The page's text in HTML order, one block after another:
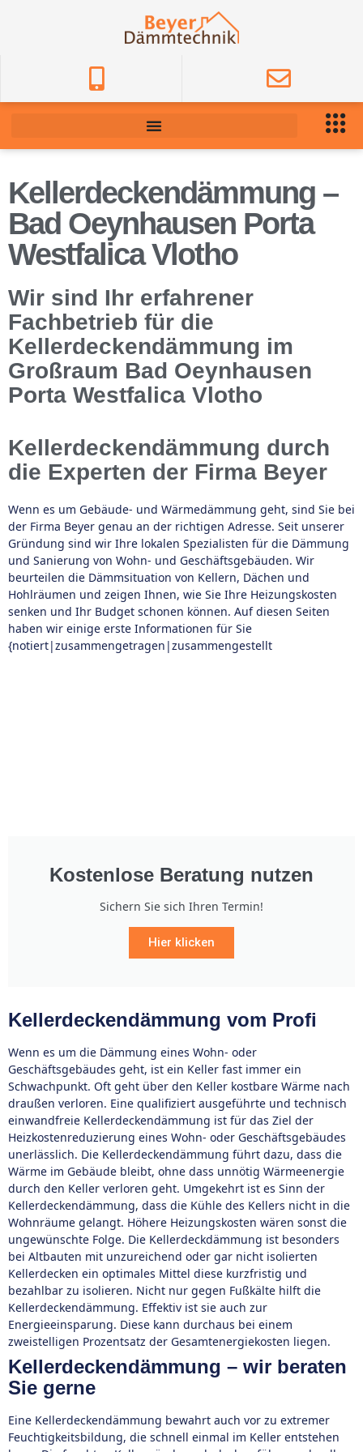
Kellerdeckendämmung –
Bad Oeynhausen Porta
Westfalica Vlotho
Wir sind Ihr erfahrener
Fachbetrieb für die
Kellerdeckendämmung im
Großraum Bad Oeynhausen
Porta Westfalica Vlotho
Kellerdeckendämmung durch
die Experten der Firma Beyer
Wenn es um Gebäude- und Wärmedämmung geht, sind Sie bei
der Firma Beyer genau an der richtigen Adresse. Seit unserer
Gründung sind wir Ihre lokalen Spezialisten für die Dämmung
und Sanierung von Wohn- und Geschäftsgebäuden. Wir
beurteilen die Dämmsituation von Kellern, Dächen und
Hohlräumen und zeigen Ihnen, wie Sie Ihre Heizungskosten
senken und Ihr Budget schonen können. Auf diesen Seiten
haben wir einige erste Informationen für Sie
{notiert|zusammengetragen|zusammengestellt
Kostenlose Beratung nutzen
Sichern Sie sich Ihren Termin!
Hier klicken
Kellerdeckendämmung vom Profi
Wenn es um die Dämmung eines Wohn- oder
Geschäftsgebäudes geht, ist ein Keller fast immer ein
Schwachpunkt. Oft geht über den Keller kostbare Wärme nach
draußen verloren. Eine qualifiziert ausgeführte und technisch
einwandfreie Kellerdeckendämmung ist für das Ziel der
Heizkostenreduzierung eines Wohn- oder Geschäftsgebäudes
unerlässlich. Die Kellerdeckendämmung führt dazu, dass die
Wärme im Gebäude bleibt, ohne dass unnötig Wärmeenergie
durch den Keller verloren geht. Umgekehrt ist es Sinn der
Kellerdeckendämmung, dass die Kühle des Kellers nicht in die
Wohnräume gelangt. Höhere Heizungskosten wären sonst die
ungewünschte Folge. Die Kellerdeckdämmung ist besonders
bei Altbauten mit unzureichend oder gar nicht isolierten
Kellerdecken ein optimales Mittel diese kurzfristig und
bezahlbar zu isolieren. Nicht nur gegen Fußkälte hilft die
Kellerdeckendämmung. Effektiv ist sie auch zur
Energieeinsparung. Diese kann durchaus bei einem
zweistelligen Prozentsatz der Gesamtenergiekosten liegen.
Kellerdeckendämmung – wir beraten
Sie gerne
Eine Kellerdeckendämmung bewahrt auch vor zu extremer
Feuchtigkeitsbildung, die schnell einmal im Keller entstehen